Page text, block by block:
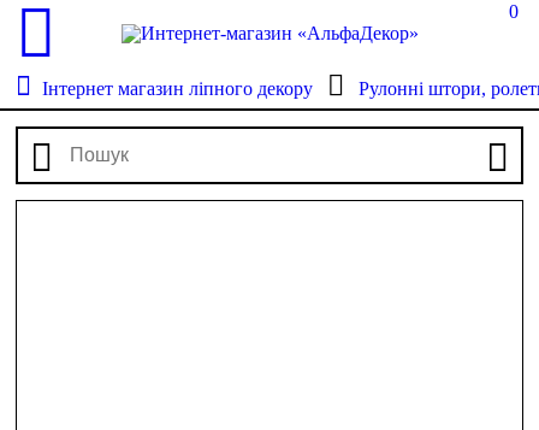
0
Інтернет магазин ліпного декору Рулонні штори,